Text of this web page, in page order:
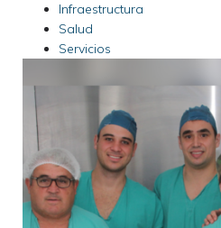
Infraestructura
Salud
Servicios